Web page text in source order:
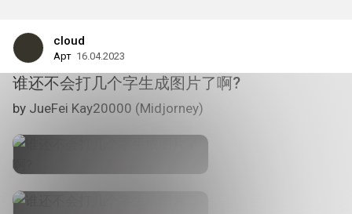
cloud
Арт 16.04.2023
谁还不会打几个字生成图片了啊?
by JueFei Kay20000 (Midjorney)